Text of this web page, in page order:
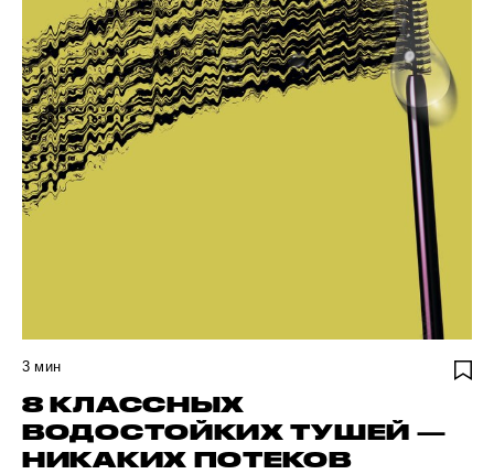
3 мин
8 КЛАССНЫХ
ВОДОСТОЙКИХ ТУШЕЙ —
НИКАКИХ ПОТЕКОВ